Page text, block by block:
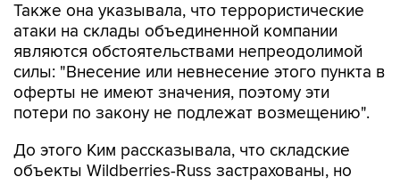
Также она указывала, что террористические
атаки на склады объединенной компании
являются обстоятельствами непреодолимой
силы: "Внесение или невнесение этого пункта в
оферты не имеют значения, поэтому эти
потери по закону не подлежат возмещению".
До этого Ким рассказывала, что складские
объекты Wildberries-Russ застрахованы, но